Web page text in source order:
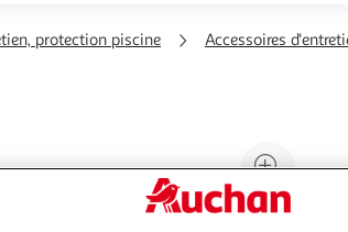
protection piscine Accessoires
à